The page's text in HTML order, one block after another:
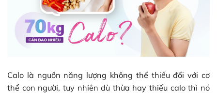
Calo là nguồn năng lượng không thể thiếu đối với cơ
thể con người, tuy nhiên dù thừa hay thiếu calo thì nó